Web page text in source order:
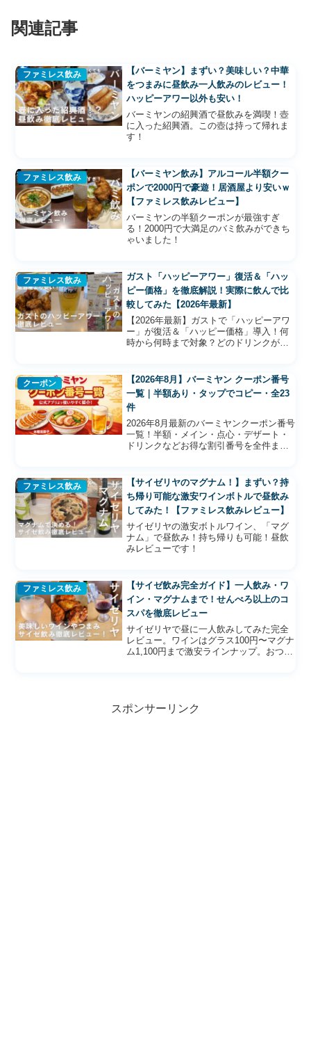
関連記事
ファミレス飲み
【バーミヤン】まずい？美味しい？中華
をつまみに昼飲み一人飲みのレビュー！
ハッピーアワー以外も安い！
バーミヤンの紹興酒で昼飲みを満喫！壺
に入った紹興酒。この壺は持って帰れま
す！
ファミレス飲み
【バーミヤン飲み】アルコール半額クー
ポンで2000円で豪遊！居酒屋より安いｗ
【ファミレス飲みレビュー】
バーミヤンの半額クーポンが最強すぎ
る！2000円で大満足のバミ飲みができち
ゃいました！
ファミレス飲み
ガスト「ハッピーアワー」復活＆「ハッ
ピー価格」を徹底解説！実際に飲んで比
較してみた【2026年最新】
【2026年最新】ガストで「ハッピーアワ
ー」が復活＆「ハッピー価格」導入！何
時から何時まで対象？どのドリンクが安
クーポン
【2026年8月】バーミヤン クーポン番号
一覧｜半額あり・タップでコピー・全23
件
2026年8月最新のバーミヤンクーポン番号
一覧！半額・メイン・点心・デザート・
ドリンクなどお得な割引番号を全件まと
能で、来店後すぐに最安で注文できま
す。
ファミレス飲み
【サイゼリヤのマグナム！】まずい？持
ち帰り可能な激安ワインボトルで昼飲み
してみた！【ファミレス飲みレビュー】
サイゼリヤの激安ボトルワイン、「マグ
ナム」で昼飲み！持ち帰りも可能！昼飲
みレビューです！
ファミレス飲み
【サイゼ飲み完全ガイド】一人飲み・ワ
イン・マグナムまで！せんべろ以上のコ
スパを徹底レビュー
サイゼリヤで昼に一人飲みしてみた完全
レビュー。ワインはグラス100円〜マグナ
ム1,100円まで激安ラインナップ。おつま
スポンサーリンク